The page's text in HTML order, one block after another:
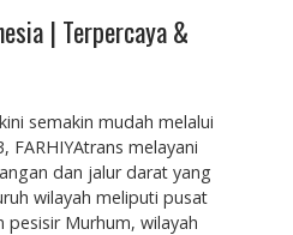
| Terpercaya &
semakin mudah melalui
FARHIYAtrans melayani
dan jalur darat yang
wilayah meliputi pusat
Murhum, wilayah